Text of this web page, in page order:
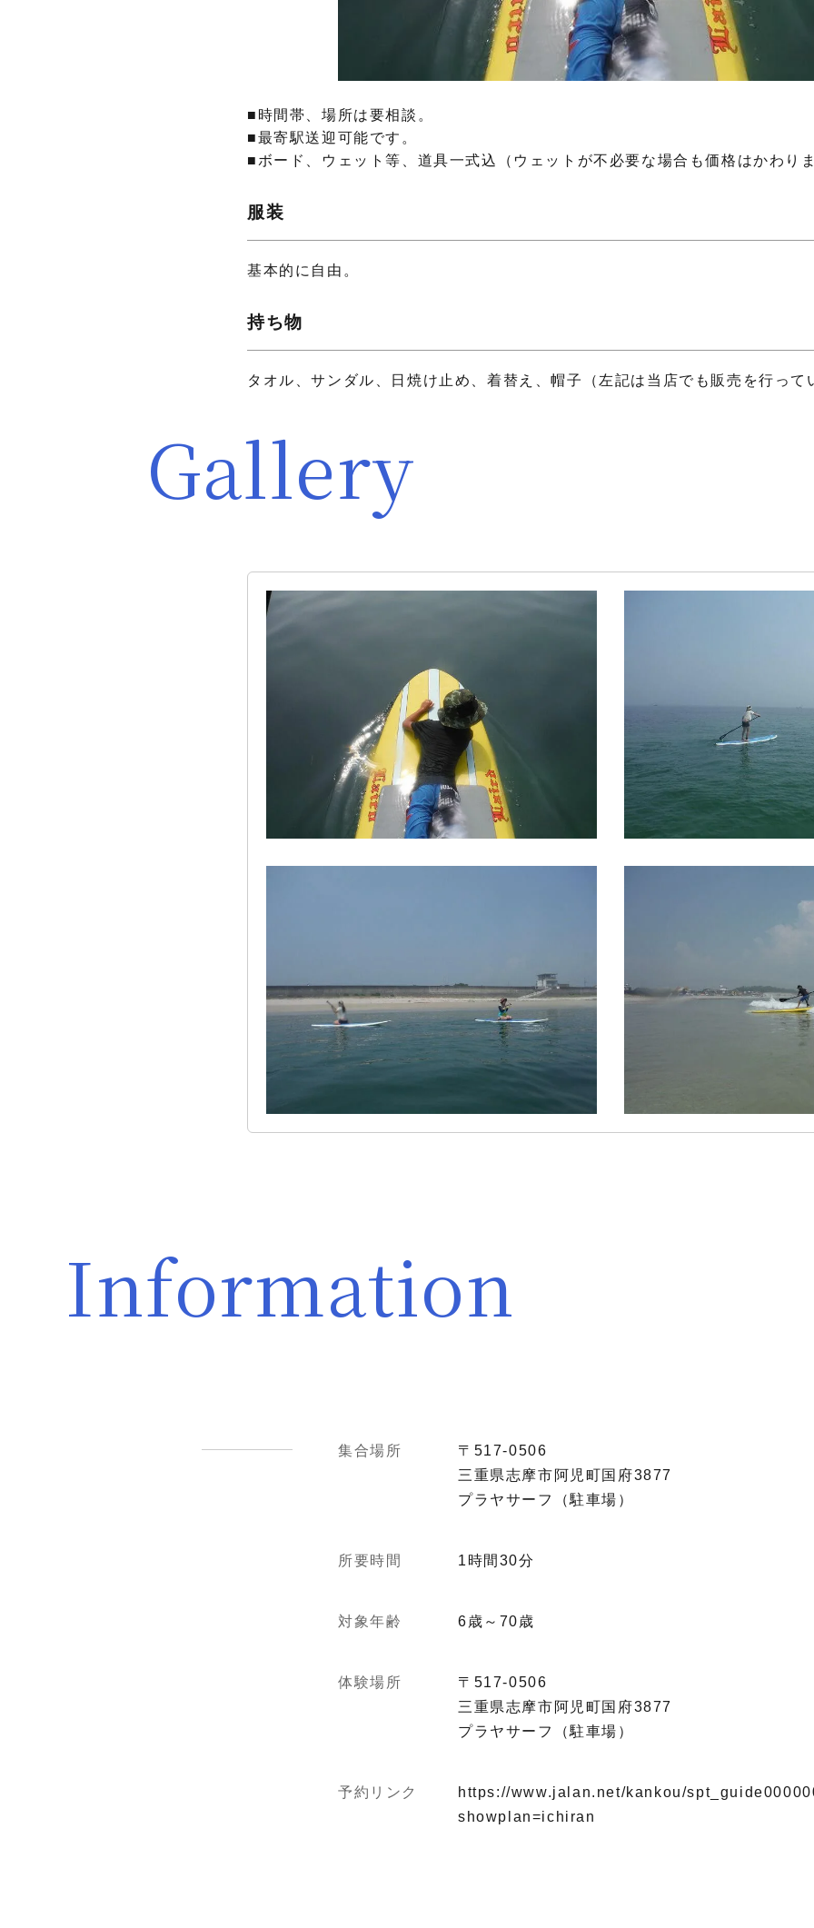
■時間帯、場所は要相談。
■最寄駅送迎可能です。
■ボード、ウェット等、道具一式込（ウェットが不必要な場合も価格はかわり
服装
基本的に自由。
持ち物
タオル、サンダル、日焼け止め、着替え、帽子（左記は当店でも販売を行って
Gallery
Information
集合場所
〒517-0506
三重県志摩市阿児町国府3877
プラヤサーフ（駐車場）
所要時間 1時間30分
対象年齢 6歳～70歳
体験場所
〒517-0506
三重県志摩市阿児町国府3877
プラヤサーフ（駐車場）
予約リンク
https://www.jalan.net/kankou/
showplan=ichiran